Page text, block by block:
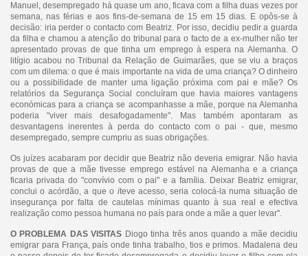
Manuel, desempregado há quase um ano, ficava com a filha duas vezes por
semana, nas férias e aos fins-de-semana de 15 em 15 dias. E opôs-se à
decisão: iria perder o contacto com Beatriz. Por isso, decidiu pedir a guarda
da filha e chamou a atenção do tribunal para o facto de a ex-mulher não ter
apresentado provas de que tinha um emprego à espera na Alemanha. O
litígio acabou no Tribunal da Relação de Guimarães, que se viu a braços
com um dilema: o que é mais importante na vida de uma criança? O dinheiro
ou a possibilidade de manter uma ligação próxima com pai e mãe? Os
relatórios da Segurança Social concluíram que havia maiores vantagens
económicas para a criança se acompanhasse a mãe, porque na Alemanha
poderia "viver mais desafogadamente". Mas também apontaram as
desvantagens inerentes à perda do contacto com o pai - que, mesmo
desempregado, sempre cumpriu as suas obrigações.
Os juízes acabaram por decidir que Beatriz não deveria emigrar. Não havia
provas de que a mãe tivesse emprego estável na Alemanha e a criança
ficaria privada do "convívio com o pai" e a família. Deixar Beatriz emigrar,
conclui o acórdão, a que o iteve acesso, seria colocá-la numa situação de
insegurança por falta de cautelas mínimas quanto à sua real e efectiva
realização como pessoa humana no país para onde a mãe a quer levar".
O PROBLEMA DAS VISITAS Diogo tinha três anos quando a mãe decidiu
emigrar para França, país onde tinha trabalho, tios e primos. Madalena deu